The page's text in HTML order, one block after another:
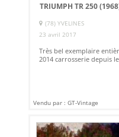
TRIUMPH TR 250
(78) YVELINES
23 avril 2017
Très bel exemplaire
2014 carrosserie depuis
Vendu par : GT-Vintage